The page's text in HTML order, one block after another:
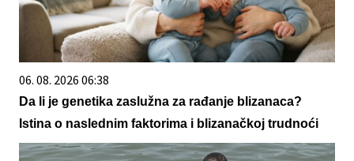
06. 08. 2026 06:38
Da li je genetika zaslužna za rađanje blizanaca?
Istina o naslednim faktorima i blizanačkoj trudnoći